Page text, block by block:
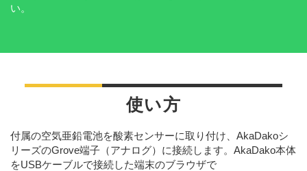
い。
使い方
付属の空気亜鉛電池を酸素センサーに取り付け、AkaDakoシ
リーズのGrove端子（アナログ）に接続します。AkaDako本体
をUSBケーブルで接続した端末のブラウザで